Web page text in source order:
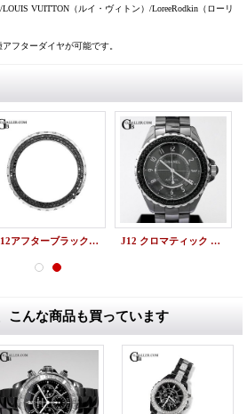
VUITTON（ルイ・ヴィトン）/LoreeRodkin（ローリ
フターダイヤが可能です。
J12アフターブラックダイヤベゼル 41mm用 CHANELカスタム J12 クロマティック H2934 シャネルアフターダイヤベゼル
こんな商品も買っています